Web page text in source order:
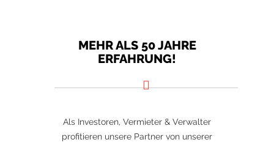
MEHR ALS 50 JAHRE
ERFAHRUNG!
Als Investoren, Vermieter & Verwalter
profitieren unsere Partner von unserer